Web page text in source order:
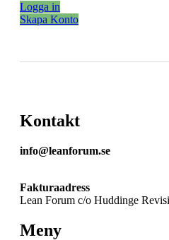
Logga in
Skapa Konto
Kontakt
info@leanforum.se
Fakturaadress
Lean Forum c/o Huddinge
Meny